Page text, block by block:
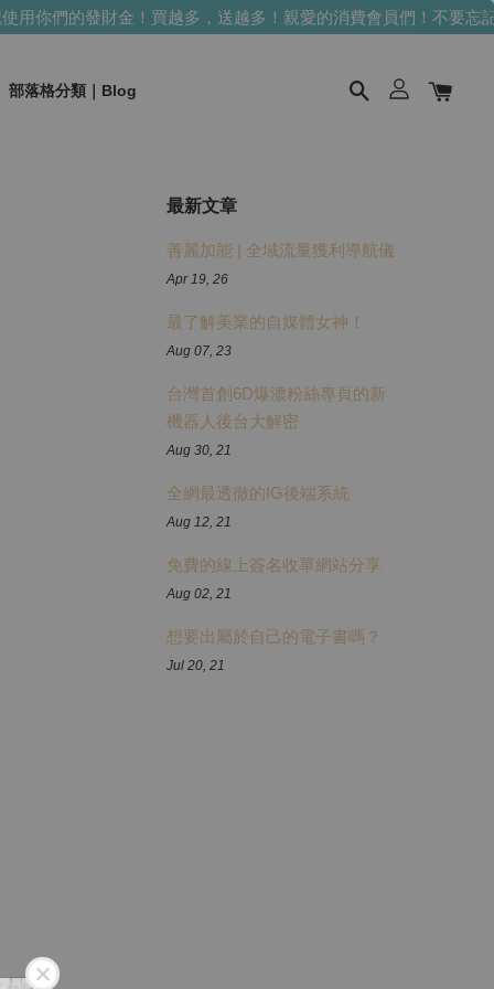
你們的發財金！買越多，送越多！ 親愛的消費會員們！不要忘記
部落格分類｜Blog
最新文章
善麗加能 | 全域流量獲利導航儀
Apr 19, 26
最了解美業的自媒體女神！
Aug 07, 23
台灣首創6D爆濃粉絲專頁的新
機器人後台大解密
Aug 30, 21
全網最透徹的IG後端系統
Aug 12, 21
免費的線上簽名收單網站分享
Aug 02, 21
想要出屬於自己的電子書嗎？
Jul 20, 21